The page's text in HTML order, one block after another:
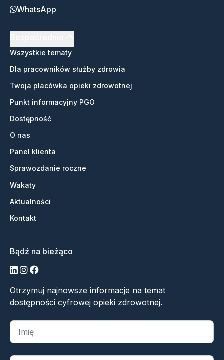
WhatsApp
Wszystkie tematy
Dla pracowników służby zdrowia
Twoja placówka opieki zdrowotnej
Punkt informacyjny PGO
Dostępność
O nas
Panel klienta
Sprawozdanie roczne
Wakaty
Aktualności
Kontakt
Bądź na bieżąco
LinkedIn
Instagram
Facebook
Otrzymuj najnowsze informacje na temat
dostępności cyfrowej opieki zdrowotnej.
„*” oznacza wymagane pola